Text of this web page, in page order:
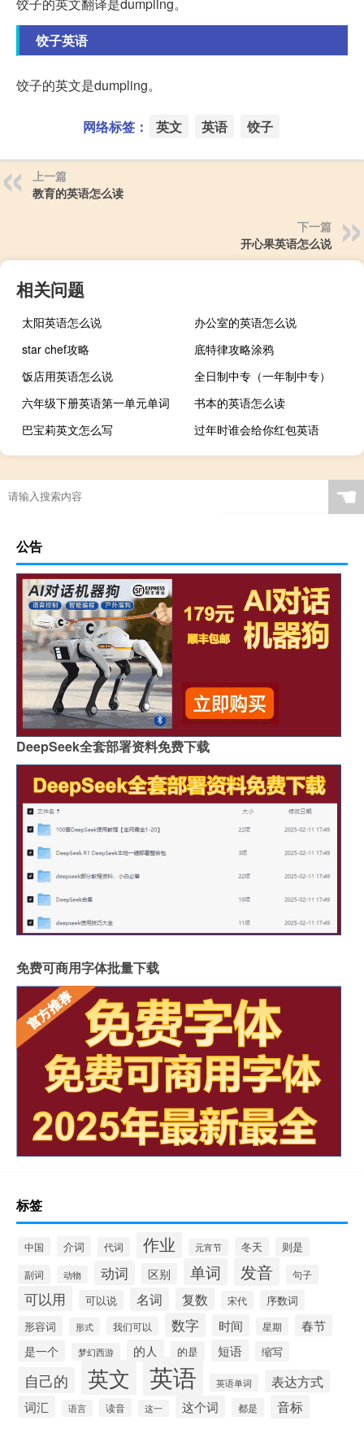
饺子英语
饺子的英文是dumpling。
网络标签： 英文 英语 饺子
上一篇
教育的英语怎么读
下一篇
开心果英语怎么说
相关问题
太阳英语怎么说
办公室的英语怎么说
star chef攻略
底特律攻略涂鸦
饭店用英语怎么说
全日制中专（一年制中专）
六年级下册英语第一单元单词
书本的英语怎么读
巴宝莉英文怎么写
过年时谁会给你红包英语
☚
公告
DeepSeek全套部署资料免费下载
免费可商用字体批量下载
标签
中国 介词 代词 作业 元宵节 冬天
则是
副词
动物 动词 区别 单词 发音 句子
可以用 可以说 名词 复数 宋代
序数词
形容词
形式 我们可以 数字 时间 星期 春节
是一个 梦幻西游 的人 的是 短语 缩写
自己的 英文 英语 英语单词 表达方式
词汇 语言 读音 这一 这个词 都是 音标